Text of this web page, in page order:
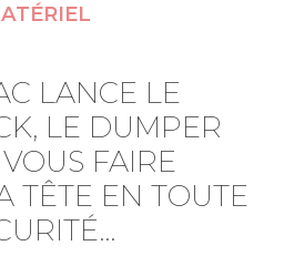
LANCE LE
LE DUMPER
FAIRE
TÊTE EN TOUTE